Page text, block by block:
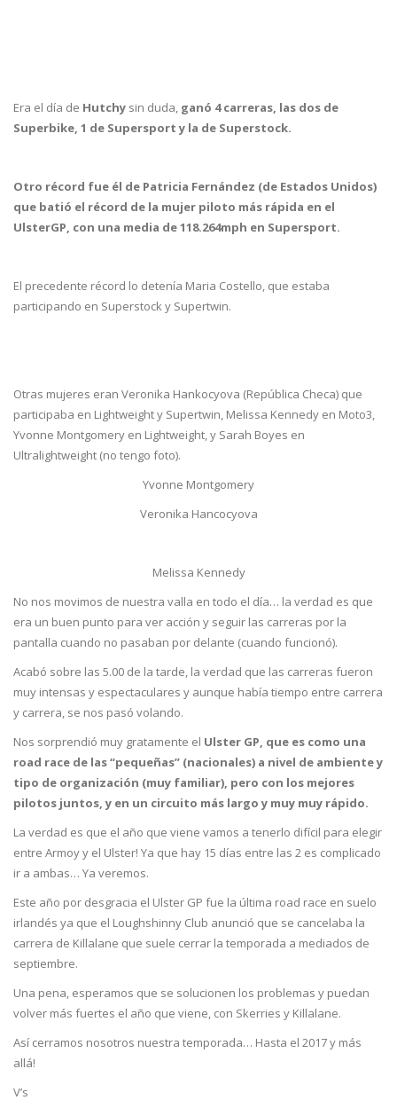
Era el día de Hutchy sin duda, ganó 4 carreras, las dos de
Superbike, 1 de Supersport y la de Superstock.
Otro récord fue él de Patricia Fernández (de Estados Unidos)
que batió el récord de la mujer piloto más rápida en el
UlsterGP, con una media de 118.264mph en Supersport.
El precedente récord lo detenía Maria Costello, que estaba
participando en Superstock y Supertwin.
Otras mujeres eran Veronika Hankocyova (República Checa) que
participaba en Lightweight y Supertwin, Melissa Kennedy en Moto3,
Yvonne Montgomery en Lightweight, y Sarah Boyes en
Ultralightweight (no tengo foto).
Yvonne Montgomery
Veronika Hancocyova
Melissa Kennedy
No nos movimos de nuestra valla en todo el día… la verdad es que
era un buen punto para ver acción y seguir las carreras por la
pantalla cuando no pasaban por delante (cuando funcionó).
Acabó sobre las 5.00 de la tarde, la verdad que las carreras fueron
muy intensas y espectaculares y aunque había tiempo entre carrera
y carrera, se nos pasó volando.
Nos sorprendió muy gratamente el Ulster GP, que es como una
road race de las “pequeñas” (nacionales) a nivel de ambiente y
tipo de organización (muy familiar), pero con los mejores
pilotos juntos, y en un circuito más largo y muy muy rápido.
La verdad es que el año que viene vamos a tenerlo difícil para elegir
entre Armoy y el Ulster! Ya que hay 15 días entre las 2 es complicado
ir a ambas… Ya veremos.
Este año por desgracia el Ulster GP fue la última road race en suelo
irlandés ya que el Loughshinny Club anunció que se cancelaba la
carrera de Killalane que suele cerrar la temporada a mediados de
septiembre.
Una pena, esperamos que se solucionen los problemas y puedan
volver más fuertes el año que viene, con Skerries y Killalane.
Así cerramos nosotros nuestra temporada… Hasta el 2017 y más
allá!
V’s